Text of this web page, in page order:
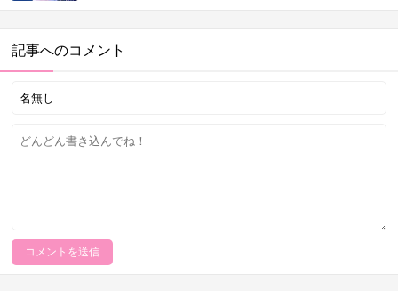
記事へのコメント